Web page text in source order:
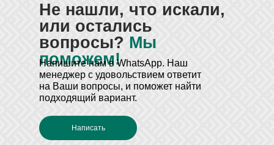
Не нашли, что искали,
или остались
вопросы? Мы
поможем!
Напишите нам в WhatsApp. Наш
менеджер с удовольствием ответит
на Ваши вопросы, и поможет найти
подходящий вариант.
Написать